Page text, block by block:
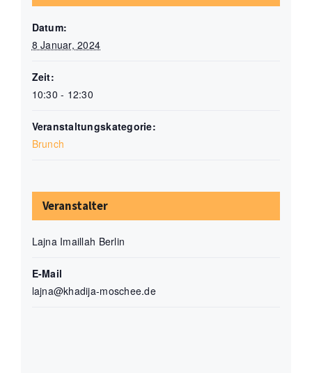
Datum:
8 Januar, 2024
Zeit:
10:30 - 12:30
Veranstaltungskategorie:
Brunch
Veranstalter
Lajna Imaillah Berlin
E-Mail
lajna@khadija-moschee.de